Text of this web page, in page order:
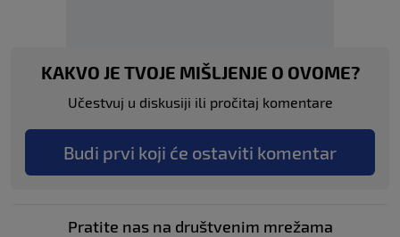
KAKVO JE TVOJE MIŠLJENJE O OVOME?
Učestvuj u diskusiji ili pročitaj komentare
Budi prvi koji će ostaviti komentar
Pratite nas na društvenim mrežama